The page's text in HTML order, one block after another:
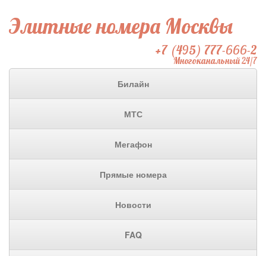
Элитные номера Москвы
+7 (495) 777-666-2
Многоканальный 24/7
Билайн
МТС
Мегафон
Прямые номера
Новости
FAQ